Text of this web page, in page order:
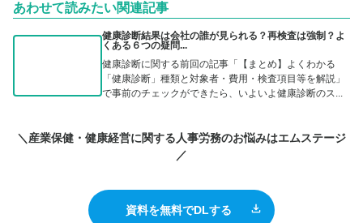
あわせて読みたい関連記事
健康診断結果は会社の誰が見られる？再検査は強制？よ
くある６つの疑問...
健康診断に関する前回の記事「【まとめ】よくわかる
「健康診断」種類と対象者・費用・検査項目等を解説」
で事前のチェックができたら、いよいよ健康診断のス...
＼産業保健・健康経営に関する人事労務のお悩みはエムステージ
／
資料を無料でDLする